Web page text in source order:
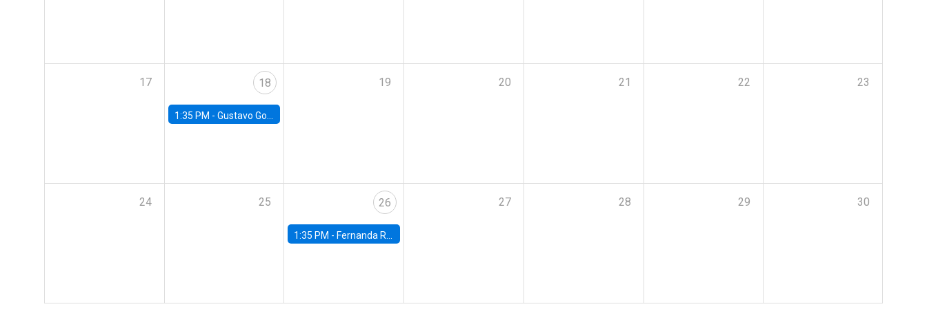
17 18
1:35 PM - Gustavo González, Banco Central de Chile
19 20 21 22 23
24 25 26
1:35 PM - Fernanda Rojas Ampuero, University of Wisconsin-Madison
27 28 29 30